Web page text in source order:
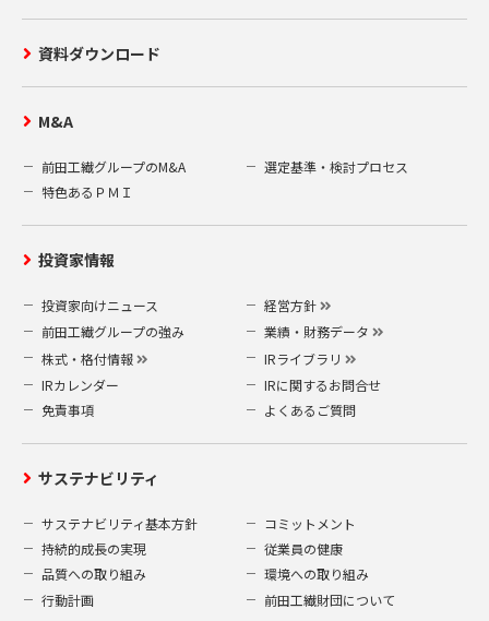
資料ダウンロード
M&A
前田工繊グループのM&A
選定基準・検討プロセス
特色あるＰＭＩ
投資家情報
投資家向けニュース
経営方針
前田工繊グループの強み
業績・財務データ
株式・格付情報
IRライブラリ
IRカレンダー
IRに関するお問合せ
免責事項
よくあるご質問
サステナビリティ
サステナビリティ基本方針
コミットメント
持続的成長の実現
従業員の健康
品質への取り組み
環境への取り組み
行動計画
前田工繊財団について